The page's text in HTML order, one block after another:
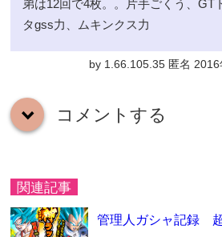
弟は12回で4枚。。片手ごくう、GT
タgss力、ムキンクス力
by 1.66.105.35 匿名
down コメントする
関連記事
管理人ガシャ記録